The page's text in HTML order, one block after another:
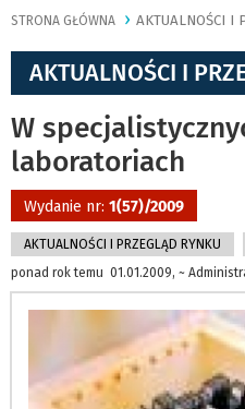
STRONA GŁÓWNA AKTUALNOŚCI I
AKTUALNOŚCI I
W
laboratoriach
Wydanie nr: 1(57)/2009
AKTUALNOŚCI I PRZEGLĄD RYNKU
ponad rok temu 01.01.2009, ~